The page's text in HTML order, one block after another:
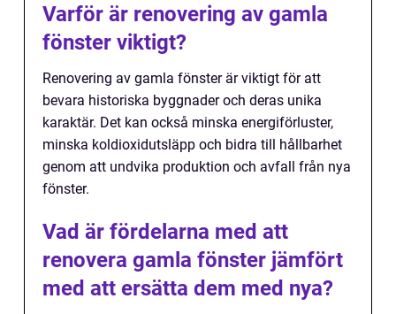
Varför är renovering av gamla
fönster viktigt?
Renovering av gamla fönster är viktigt för att
bevara historiska byggnader och deras unika
karaktär. Det kan också minska energiförluster,
minska koldioxidutsläpp och bidra till hållbarhet
genom att undvika produktion och avfall från nya
fönster.
Vad är fördelarna med att
renovera gamla fönster jämfört
med att ersätta dem med nya?